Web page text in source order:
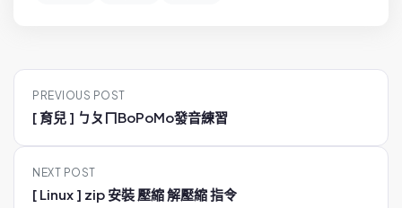
P
t
PREVIOUS POST
[ 育兒 ] ㄅㄆㄇBoPoMo發音練習
NEXT POST
[ Linux ] zip 安裝 壓縮 解壓縮 指令